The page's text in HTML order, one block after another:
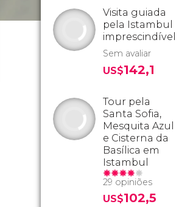
Visita guiada
pela Istambul
imprescindível
Sem avaliar
US$142,1
Tour pela
Santa Sofia,
Mesquita Azul
e Cisterna da
Basílica em
Istambul
29 opiniões
US$102,5